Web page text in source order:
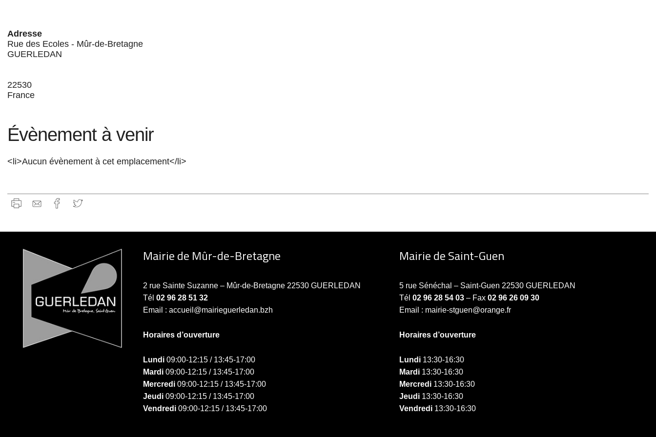
Adresse
Rue des Ecoles - Mûr-de-Bretagne
GUERLEDAN
22530
France
Évènement à venir
<li>Aucun évènement à cet emplacement</li>
Mairie de Mûr-de-Bretagne
2 rue Sainte Suzanne – Mûr-de-Bretagne 22530 GUERLEDAN
Tél 02 96 28 51 32
Email : accueil@mairieguerledan.bzh
Horaires d’ouverture
Lundi09:00-12:15 / 13:45-17:00
Mardi09:00-12:15 / 13:45-17:00
Mercredi09:00-12:15 / 13:45-17:00
Jeudi09:00-12:15 / 13:45-17:00
Vendredi09:00-12:15 / 13:45-17:00
Mairie de Saint-Guen
5 rue Sénéchal – Saint-Guen 22530 GUERLEDAN
Tél02 96 28 54 03 – Fax02 96 26 09 30
Email : mairie-stguen@orange.fr
Horaires d’ouverture
Lundi 13:30-16:30
Mardi 13:30-16:30
Mercredi 13:30-16:30
Jeudi 13:30-16:30
Vendredi 13:30-16:30